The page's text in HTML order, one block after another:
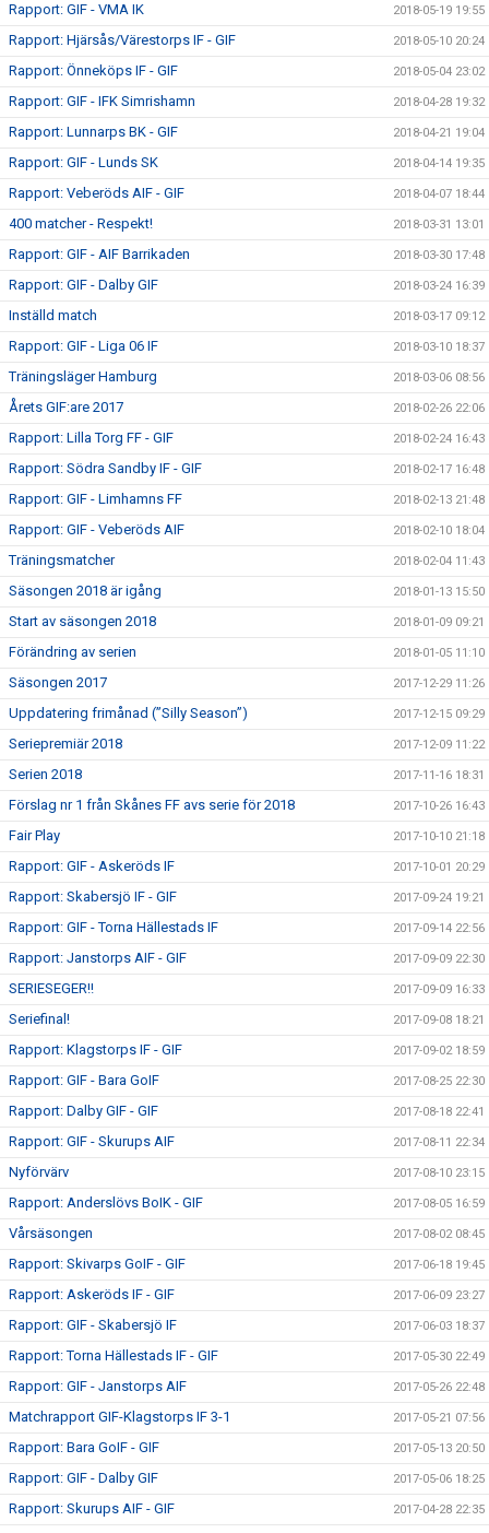
Rapport: GIF - VMA IK 2018-05-19 19:55
Rapport: Hjärsås/Värestorps IF - GIF 2018-05-10 20:24
Rapport: Önneköps IF - GIF 2018-05-04 23:02
Rapport: GIF - IFK Simrishamn 2018-04-28 19:32
Rapport: Lunnarps BK - GIF 2018-04-21 19:04
Rapport: GIF - Lunds SK 2018-04-14 19:35
Rapport: Veberöds AIF - GIF 2018-04-07 18:44
400 matcher - Respekt! 2018-03-31 13:01
Rapport: GIF - AIF Barrikaden 2018-03-30 17:48
Rapport: GIF - Dalby GIF 2018-03-24 16:39
Inställd match 2018-03-17 09:12
Rapport: GIF - Liga 06 IF 2018-03-10 18:37
Träningsläger Hamburg 2018-03-06 08:56
Årets GIF:are 2017 2018-02-26 22:06
Rapport: Lilla Torg FF - GIF 2018-02-24 16:43
Rapport: Södra Sandby IF - GIF 2018-02-17 16:48
Rapport: GIF - Limhamns FF 2018-02-13 21:48
Rapport: GIF - Veberöds AIF 2018-02-10 18:04
Träningsmatcher 2018-02-04 11:43
Säsongen 2018 är igång 2018-01-13 15:50
Start av säsongen 2018 2018-01-09 09:21
Förändring av serien 2018-01-05 11:10
Säsongen 2017 2017-12-29 11:26
Uppdatering frimånad (”Silly Season”) 2017-12-15 09:29
Seriepremiär 2018 2017-12-09 11:22
Serien 2018 2017-11-16 18:31
Förslag nr 1 från Skånes FF avs serie för 2018 2017-10-26 16:43
Fair Play 2017-10-10 21:18
Rapport: GIF - Askeröds IF 2017-10-01 20:29
Rapport: Skabersjö IF - GIF 2017-09-24 19:21
Rapport: GIF - Torna Hällestads IF 2017-09-14 22:56
Rapport: Janstorps AIF - GIF 2017-09-09 22:30
SERIESEGER!! 2017-09-09 16:33
Seriefinal! 2017-09-08 18:21
Rapport: Klagstorps IF - GIF 2017-09-02 18:59
Rapport: GIF - Bara GoIF 2017-08-25 22:30
Rapport: Dalby GIF - GIF 2017-08-18 22:41
Rapport: GIF - Skurups AIF 2017-08-11 22:34
Nyförvärv 2017-08-10 23:15
Rapport: Anderslövs BoIK - GIF 2017-08-05 16:59
Vårsäsongen 2017-08-02 08:45
Rapport: Skivarps GoIF - GIF 2017-06-18 19:45
Rapport: Askeröds IF - GIF 2017-06-09 23:27
Rapport: GIF - Skabersjö IF 2017-06-03 18:37
Rapport: Torna Hällestads IF - GIF 2017-05-30 22:49
Rapport: GIF - Janstorps AIF 2017-05-26 22:48
Matchrapport GIF-Klagstorps IF 3-1 2017-05-21 07:56
Rapport: Bara GoIF - GIF 2017-05-13 20:50
Rapport: GIF - Dalby GIF 2017-05-06 18:25
Rapport: Skurups AIF - GIF 2017-04-28 22:35